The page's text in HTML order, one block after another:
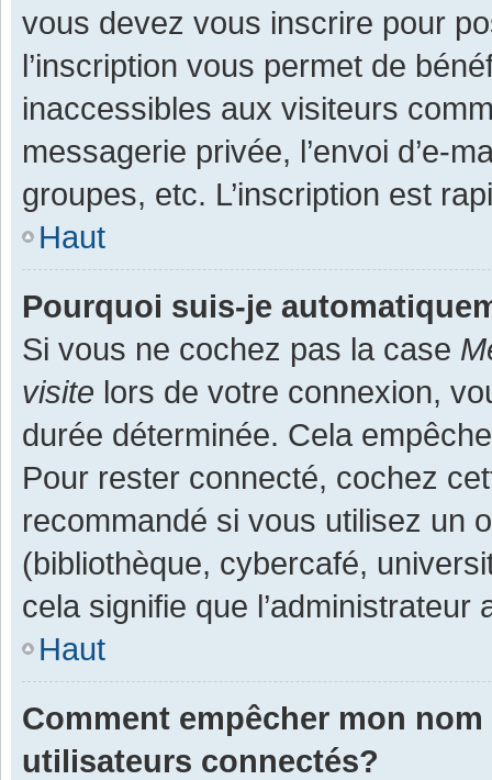
vous devez vous inscrire pour
l’inscription vous permet de
inaccessibles aux visiteurs
messagerie privée, l’envoi d’e-
groupes, etc. L’inscription est
Haut
Pourquoi suis-je
Si vous ne cochez pas la case
visite lors de votre connexion,
durée déterminée. Cela
Pour rester connecté, cochez
recommandé si vous utilisez un
(bibliothèque, cybercafé,
cela signifie que
Haut
Comment empêcher mon
utilisateurs connectés?